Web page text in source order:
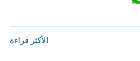
الأكثر قراءة